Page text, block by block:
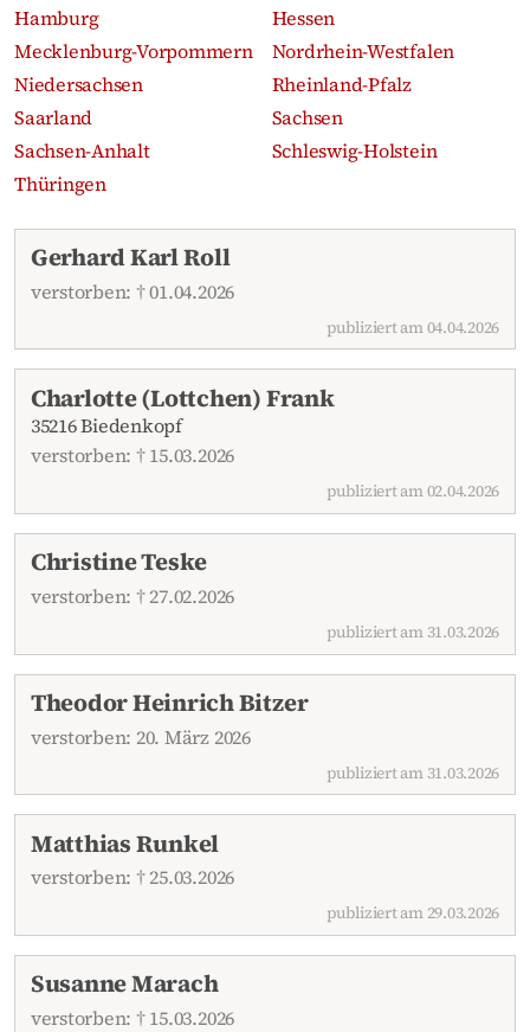
Hamburg
Hessen
Mecklenburg-Vorpommern
Nordrhein-Westfalen
Niedersachsen
Rheinland-Pfalz
Saarland
Sachsen
Sachsen-Anhalt
Schleswig-Holstein
Thüringen
Aktuelle Traueranzeigen
Gerhard Karl Roll
verstorben: † 01.04.2026
publiziert am 04.04.2026
Charlotte (Lottchen) Frank
35216 Biedenkopf
verstorben: † 15.03.2026
publiziert am 02.04.2026
Christine Teske
verstorben: † 27.02.2026
publiziert am 31.03.2026
Theodor Heinrich Bitzer
verstorben: 20. März 2026
publiziert am 31.03.2026
Matthias Runkel
verstorben: † 25.03.2026
publiziert am 29.03.2026
Susanne Marach
verstorben: † 15.03.2026